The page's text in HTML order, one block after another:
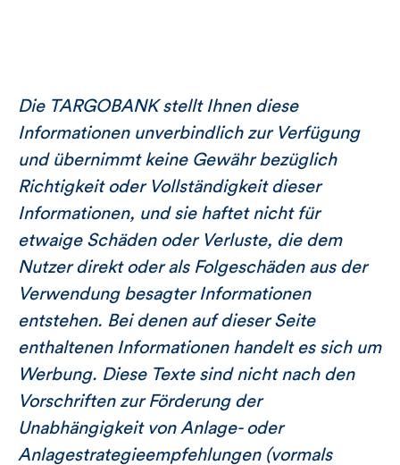
Die TARGOBANK stellt Ihnen diese
Informationen unverbindlich zur Verfügung
und übernimmt keine Gewähr bezüglich
Richtigkeit oder Vollständigkeit dieser
Informationen, und sie haftet nicht für
etwaige Schäden oder Verluste, die dem
Nutzer direkt oder als Folgeschäden aus der
Verwendung besagter Informationen
entstehen. Bei denen auf dieser Seite
enthaltenen Informationen handelt es sich um
Werbung. Diese Texte sind nicht nach den
Vorschriften zur Förderung der
Unabhängigkeit von Anlage- oder
Anlagestrategieempfehlungen (vormals